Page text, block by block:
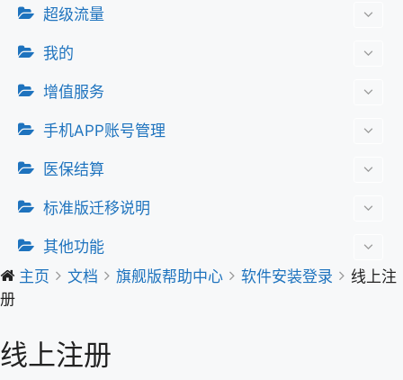
超级流量
我的
增值服务
手机APP账号管理
医保结算
标准版迁移说明
其他功能
主页
文档 旗舰版帮助中心 软件安装登录
线上注
册
线上注册